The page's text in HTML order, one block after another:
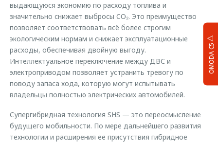
OMODA C5
выдающуюся экономию по расходу топлива и
значительно снижает выбросы CO₂. Это преимущество
позволяет соответствовать всё более строгим
экологическим нормам и снижает эксплуатационные
расходы, обеспечивая двойную выгоду.
Интеллектуальное переключение между ДВС и
электроприводом позволяет устранить тревогу по
поводу запаса хода, которую могут испытывать
владельцы полностью электрических автомобилей.
Супергибридная технология SHS — это переосмысление
будущего мобильности. По мере дальнейшего развития
технологии и расширения её присутствия гибридное